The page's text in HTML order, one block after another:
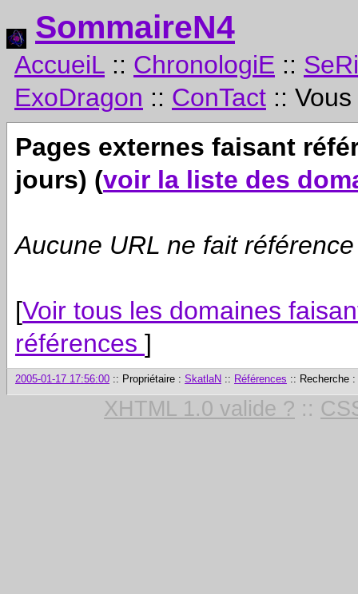
SommaireN4
AccueiL :: ChronologiE ::
ExoDragon :: ConTact ::
Pages externes faisant
jours) (voir la liste des
Aucune URL ne fait
[Voir tous les domaines
références ]
2005-01-17 17:56:00 :: Propriétaire : SkatlaN :: Références :: Recherche :
XHTML 1.0 valide ? ::